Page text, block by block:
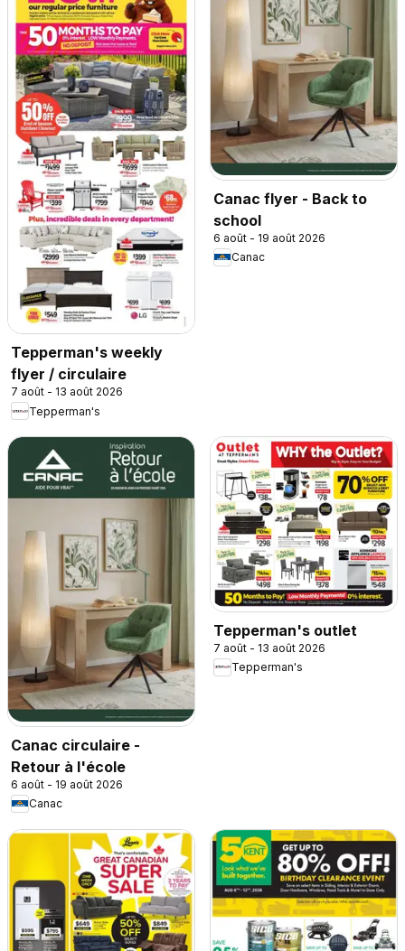
Tepperman's weekly
flyer / circulaire
7 août - 13 août 2026
Tepperman's
Canac flyer - Back to
school
6 août - 19 août 2026
Canac
Canac circulaire -
Retour à l'école
6 août - 19 août 2026
Canac
Tepperman's outlet
7 août - 13 août 2026
Tepperman's